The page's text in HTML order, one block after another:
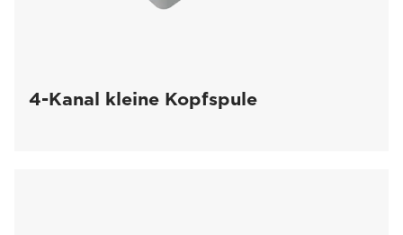
4-Kanal kleine Kopfspule